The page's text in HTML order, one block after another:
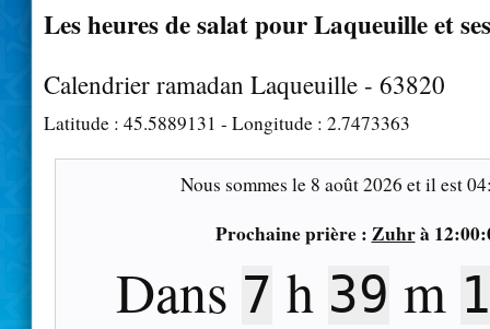
Les heures de salat pour Laqueuille et
Calendrier ramadan Laqueuille - 63820
Latitude : 45.5889131 - Longitude : 2.7473363
Nous sommes le 8 août 2026 et il est
Prochaine prière : Zuhrà
Dans 7 h 39 m